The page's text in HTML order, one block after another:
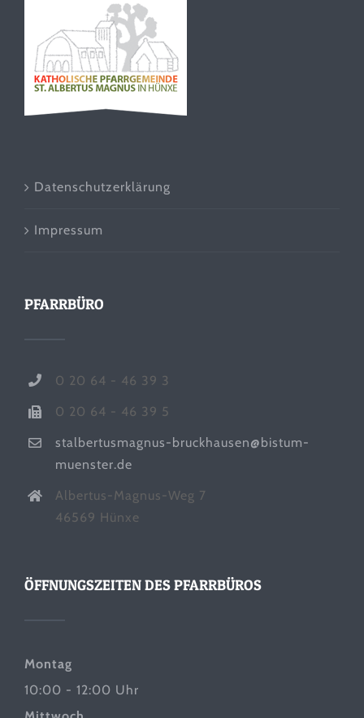
Datenschutzerklärung
Impressum
PFARRBÜRO
0 20 64 - 46 39 3
0 20 64 - 46 39 5
stalbertusmagnus-bruckhausen@bistum-
muenster.de
Albertus-Magnus-Weg 7
46569 Hünxe
ÖFFNUNGSZEITEN DES PFARRBÜROS
Montag
10:00 - 12:00 Uhr